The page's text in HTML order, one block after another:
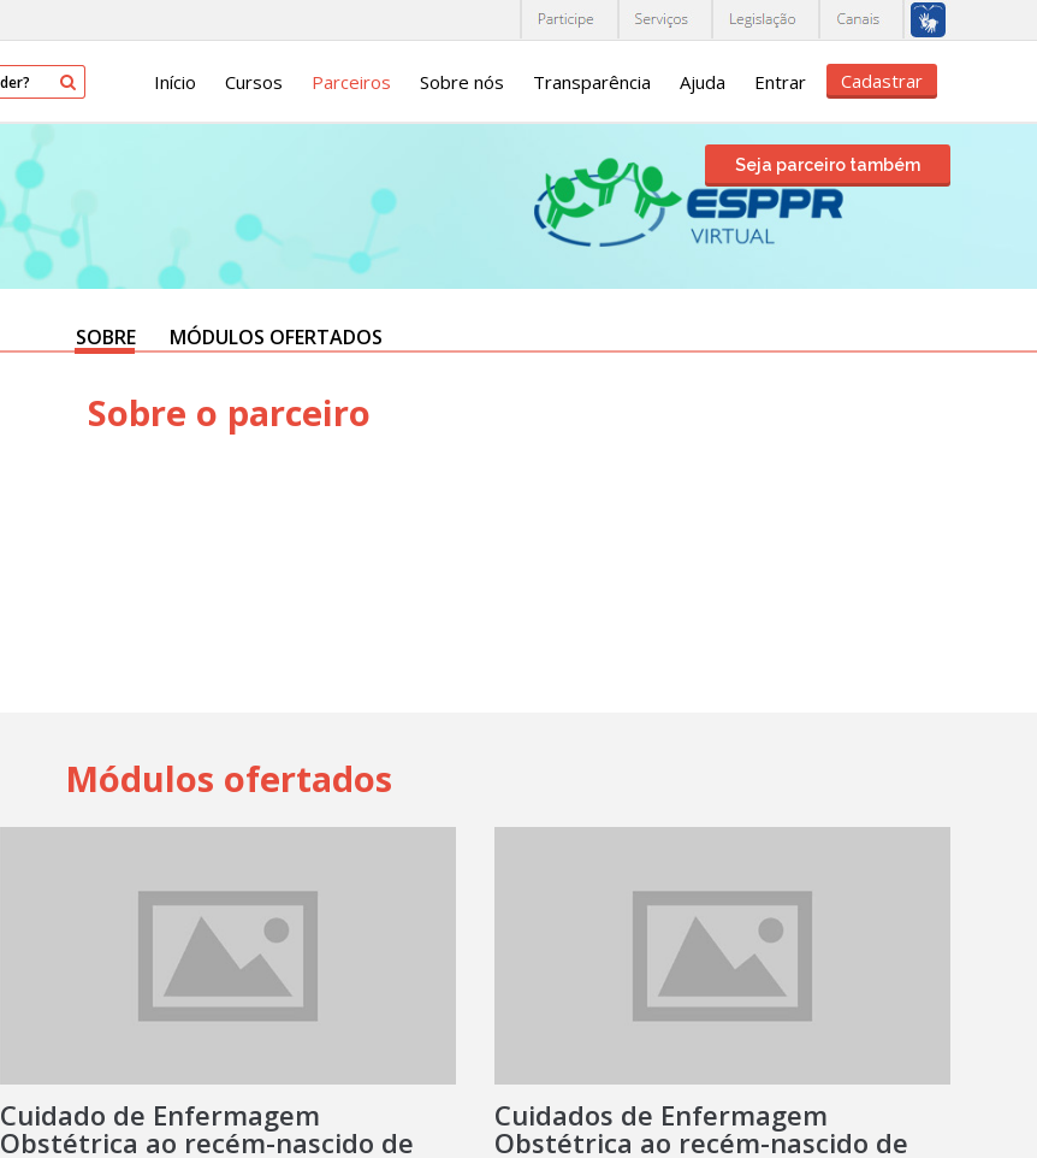
Início Cursos Parceiros Sobre nós Transparência Ajuda Entrar Cadastrar
Seja parceiro também
SOBRE MÓDULOS OFERTADOS
Sobre o parceiro
Módulos ofertados
Cuidado de Enfermagem
Obstétrica ao recém-nascido de
Cuidados de Enfermagem
Obstétrica ao recém-nascido de